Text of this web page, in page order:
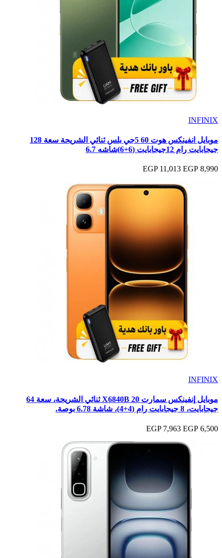
INFINIX
موبايل انفينكس هوت 60 5جي بلس ثنائي الشريحة سعة 128
جيجابايت رام 12جيجابايت (6+6)شاشه 6.7
8,990 EGP
11,013 EGP
INFINIX
موبايل إنفينكس سمارت 20 X6840B ثنائي الشريحة، سعة 64
جيجابايت، ‏8 جيجابايت رام (4+4)، شاشة 6.78 بوصة.
6,500 EGP
7,963 EGP